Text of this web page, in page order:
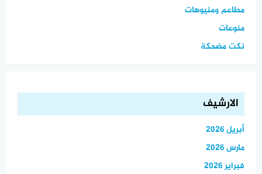
مطاعم ومنيوهات
منوعات
نكت مضحكة
الارشيف
أبريل 2026
مارس 2026
فبراير 2026